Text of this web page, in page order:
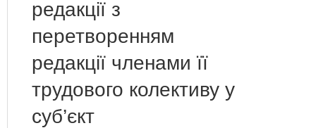
редакції з
перетворенням
редакції членами її
трудового колективу у
суб’єкт